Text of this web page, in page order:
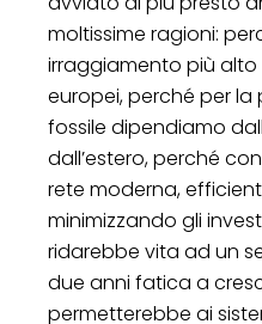
moltissime ragioni:
irraggiamento più
europei, perché per
fossile dipendiamo
dall’estero, perché
rete moderna,
minimizzando gli
ridarebbe vita ad un
due anni fatica a
permetterebbe ai